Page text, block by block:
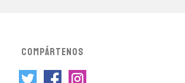
COMPÁRTENOS